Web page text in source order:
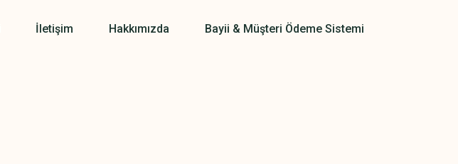
İletişim Hakkımızda Bayii & Müşteri Ödeme Sistemi